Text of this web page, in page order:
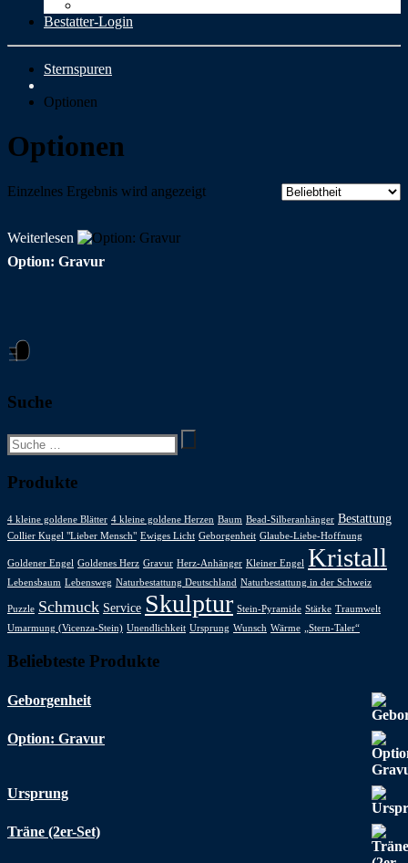
Bestatter-Login
Sternspuren
Optionen
Optionen
Einzelnes Ergebnis wird angezeigt
Weiterlesen
Option: Gravur
Suche
Suchen
nach:
Produkte
4 kleine goldene Blätter 4 kleine goldene Herzen Baum Bead-Silberanhänger Bestattung
Collier Kugel "Lieber Mensch" Ewiges Licht Geborgenheit Glaube-Liebe-Hoffnung
Goldener Engel Goldenes Herz Gravur Herz-Anhänger Kleiner Engel Kristall
Lebensbaum Lebensweg Naturbestattung Deutschland Naturbestattung in der Schweiz
Puzzle Schmuck Service Skulptur Stein-Pyramide Stärke Traumwelt
Umarmung (Vicenza-Stein) Unendlichkeit Ursprung Wunsch Wärme „Stern-Taler“
Beliebteste Produkte
Geborgenheit
Option: Gravur
Ursprung
Träne (2er-Set)